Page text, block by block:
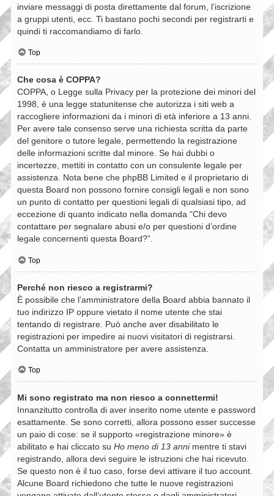
inviare messaggi di posta direttamente dal forum, l’iscrizione
a gruppi utenti, ecc. Ti bastano pochi secondi per registrarti e
quindi ti raccomandiamo di farlo.
Top
Che cosa è COPPA?
COPPA, o Legge sulla Privacy per la protezione dei minori del
1998, è una legge statunitense che autorizza i siti web a
raccogliere informazioni da i minori di età inferiore a 13 anni.
Per avere tale consenso serve una richiesta scritta da parte
del genitore o tutore legale, permettendo la registrazione
delle informazioni scritte dal minore. Se hai dubbi o
incertezze, mettiti in contatto con un consulente legale per
assistenza. Nota bene che phpBB Limited e il proprietario di
questa Board non possono fornire consigli legali e non sono
un punto di contatto per questioni legali di qualsiasi tipo, ad
eccezione di quanto indicato nella domanda “Chi devo
contattare per segnalare abusi e/o per questioni d’ordine
legale concernenti questa Board?”.
Top
Perché non riesco a registrarmi?
È possibile che l’amministratore della Board abbia bannato il
tuo indirizzo IP oppure vietato il nome utente che stai
tentando di registrare. Può anche aver disabilitato le
registrazioni per impedire ai nuovi visitatori di registrarsi.
Contatta un amministratore per avere assistenza.
Top
Mi sono registrato ma non riesco a connettermi!
Innanzitutto controlla di aver inserito nome utente e password
esattamente. Se sono corretti, allora possono esser successe
un paio di cose: se il supporto «registrazione minore» è
abilitato e hai cliccato su Ho meno di 13 annimentre ti stavi
registrando, allora devi seguire le istruzioni che hai ricevuto.
Se questo non è il tuo caso, forse devi attivare il tuo account.
Alcune Board richiedono che tutte le nuove registrazioni